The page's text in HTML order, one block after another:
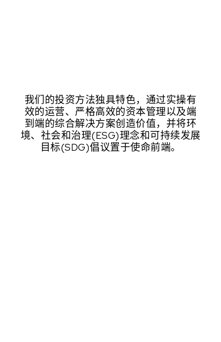
我们的投资方法独具特色，通过实操有
效的运营、严格高效的资本管理以及端
到端的综合解决方案创造价值，并将环
境、社会和治理(ESG)理念和可持续发展
目标(SDG)倡议置于使命前端。